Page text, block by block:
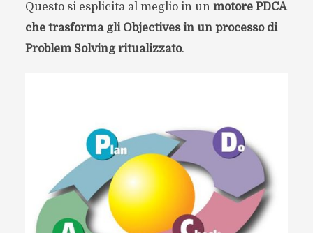
Questo si esplicita al meglio in un motore PDCA
che trasforma gli Objectives in un processo di
Problem Solving ritualizzato.